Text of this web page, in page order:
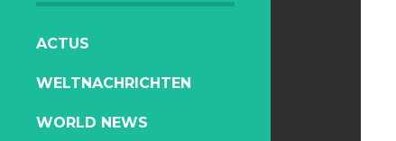
ALLER
CONTENU
ACTUS
WELTNACHRICHTEN
WORLD NEWS